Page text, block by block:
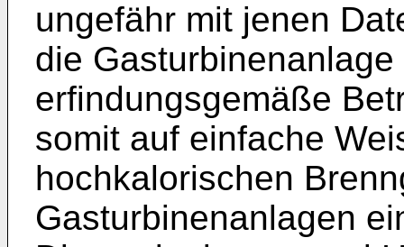
ungefähr mit jenen
die
erfindungsgemäße
somit auf einfache
hochkalorischen
Gasturbinenanlagen